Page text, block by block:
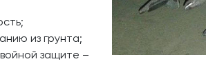
из грунта;
защите –